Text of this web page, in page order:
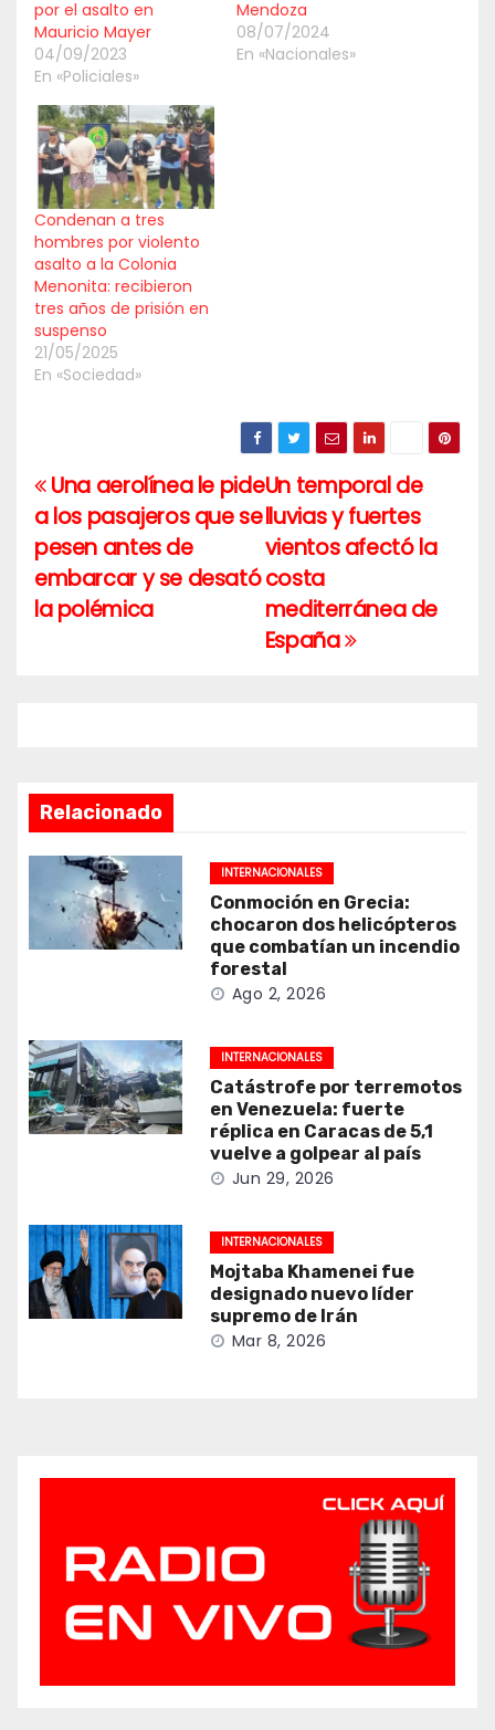
por el asalto en
Mauricio Mayer
04/09/2023
En «Policiales»
Mendoza
08/07/2024
En «Nacionales»
Condenan a tres
hombres por violento
asalto a la Colonia
Menonita: recibieron
tres años de prisión en
suspenso
21/05/2025
En «Sociedad»
Navegación
de
entradas
Un temporal de
lluvias y fuertes
vientos afectó la
costa
mediterránea de
España
Una aerolínea le pide
a los pasajeros que se
pesen antes de
embarcar y se desató
la polémica
Relacionado
INTERNACIONALES
Conmoción en Grecia:
chocaron dos helicópteros
que combatían un incendio
forestal
Ago 2, 2026
INTERNACIONALES
Catástrofe por terremotos
en Venezuela: fuerte
réplica en Caracas de 5,1
vuelve a golpear al país
Jun 29, 2026
INTERNACIONALES
Mojtaba Khamenei fue
designado nuevo líder
supremo de Irán
Mar 8, 2026